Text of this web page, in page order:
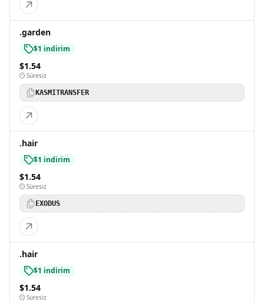
.garden
$1 indirim
$1.54
Süresiz
KASMITRANSFER
.hair
$1 indirim
$1.54
Süresiz
EXODUS
.hair
$1 indirim
$1.54
Süresiz